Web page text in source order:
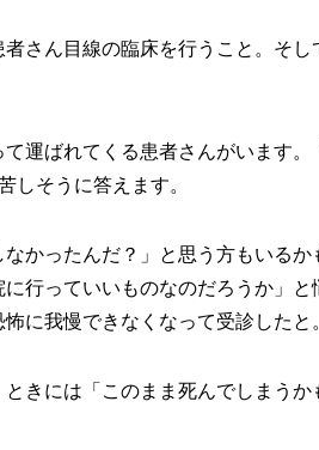
さん目線の臨床を行うこと。そし
運ばれてくる患者さんがいます。
しそうに答えます。
かったんだ？」と思う方もいるか
行っていいものなのだろうか」と
に我慢できなくなって受診したと
きには「このまま死んでしまうか